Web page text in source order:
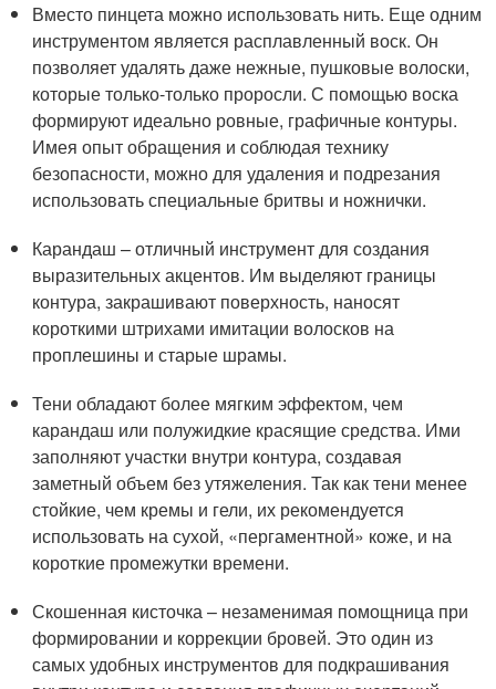
Вместо пинцета можно использовать нить. Еще одним
инструментом является расплавленный воск. Он
позволяет удалять даже нежные, пушковые волоски,
которые только-только проросли. С помощью воска
формируют идеально ровные, графичные контуры.
Имея опыт обращения и соблюдая технику
безопасности, можно для удаления и подрезания
использовать специальные бритвы и ножнички.
Карандаш – отличный инструмент для создания
выразительных акцентов. Им выделяют границы
контура, закрашивают поверхность, наносят
короткими штрихами имитации волосков на
проплешины и старые шрамы.
Тени обладают более мягким эффектом, чем
карандаш или полужидкие красящие средства. Ими
заполняют участки внутри контура, создавая
заметный объем без утяжеления. Так как тени менее
стойкие, чем кремы и гели, их рекомендуется
использовать на сухой, «пергаментной» коже, и на
короткие промежутки времени.
Скошенная кисточка – незаменимая помощница при
формировании и коррекции бровей. Это один из
самых удобных инструментов для подкрашивания